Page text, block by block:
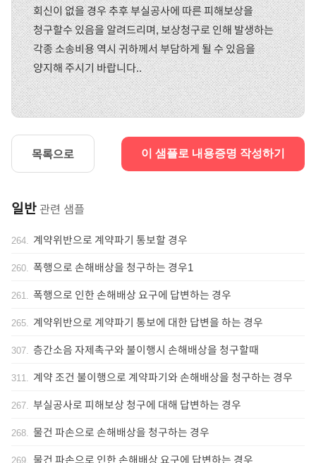
회신이 없을 경우 추후 부실공사에 따른 피해보상을
청구할수 있음을 알려드리며, 보상청구로 인해 발생하는
각종 소송비용 역시 귀하께서 부담하게 될 수 있음을
양지해 주시기 바랍니다..
목록으로 이 샘플로 내용증명 작성하기
일반 관련 샘플
264. 계약위반으로 계약파기 통보할 경우
260. 폭행으로 손해배상을 청구하는 경우1
261. 폭행으로 인한 손해배상 요구에 답변하는 경우
265. 계약위반으로 계약파기 통보에 대한 답변을 하는 경우
307. 층간소음 자제촉구와 불이행시 손해배상을 청구할때
311. 계약 조건 불이행으로 계약파기와 손해배상을 청구하는 경우
267. 부실공사로 피해보상 청구에 대해 답변하는 경우
268. 물건 파손으로 손해배상을 청구하는 경우
269. 물건 파손으로 인한 손해배상 요구에 답변하는 경우